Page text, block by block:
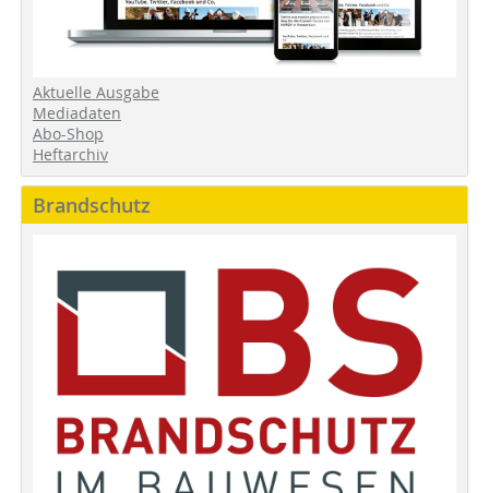
Aktuelle Ausgabe
Mediadaten
Abo-Shop
Heftarchiv
Brandschutz